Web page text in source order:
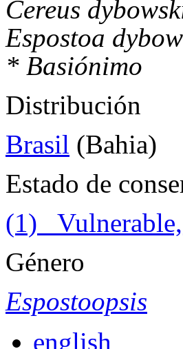
Cereus
Espostoa
* Basiónimo
Distribución
Brasil (Bahia)
Estado de
(1)
Género
Espostoopsis
english